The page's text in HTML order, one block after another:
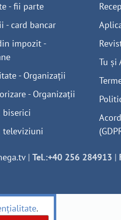
- fii parte
- card bancar
impozit -
- Organizații
- Organizații
biserici
televiziuni
Tu și
| Tel.:+40 256 284913 |
.